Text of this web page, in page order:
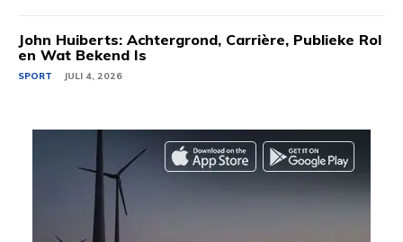
John Huiberts: Achtergrond, Carrière, Publieke Rol
en Wat Bekend Is
SPORT JULI 4, 2026